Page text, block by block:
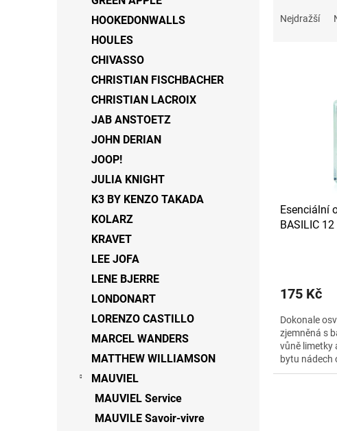
HOOKEDONWALLS
HOULES
CHIVASSO
CHRISTIAN FISCHBACHER
CHRISTIAN LACROIX
JAB ANSTOETZ
JOHN DERIAN
JOOP!
JULIA KNIGHT
K3 BY KENZO TAKADA
KOLARZ
KRAVET
LEE JOFA
LENE BJERRE
LONDONART
LORENZO CASTILLO
MARCEL WANDERS
MATTHEW WILLIAMSON
MAUVIEL
MAUVIEL Service
MAUVILE Savoir-vivre
Nejdražší
Esenciální
BASILIC 12
175 Kč
Dokonale
zjemněná s
vůně limetky
bytu nádech